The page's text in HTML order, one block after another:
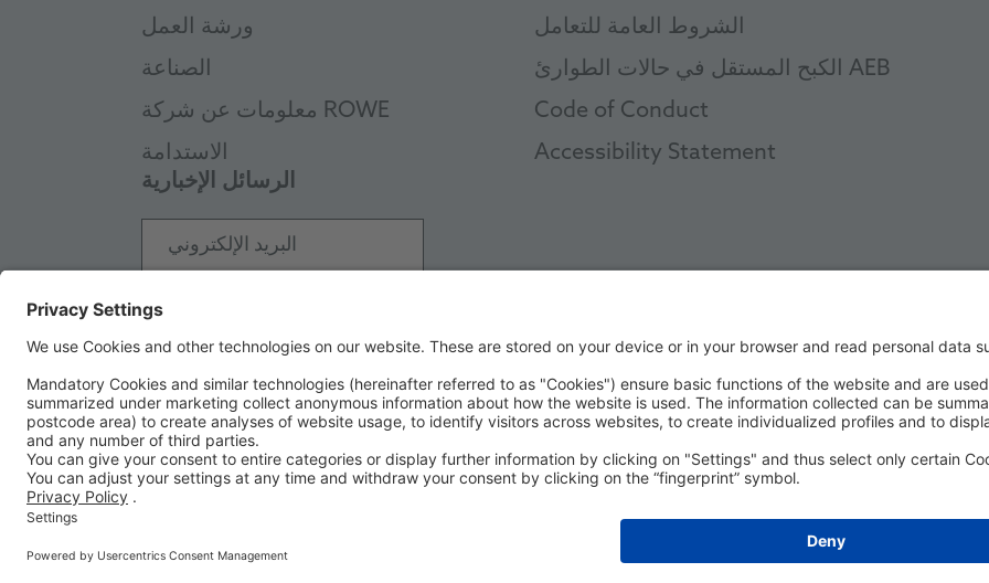
ورشة العمل
الصناعة
معلومات عن شركة ROWE
الاستدامة
الشروط العامة للتعامل
الكبح المستقل في حالات الطوارئ AEB
Code of Conduct
Accessibility Statement
الرسائل الإخبارية
البريد الإلكتروني
طرق الدفع
PayPal Visa MastercardSEPA direct debit
©2026 شركة ROWE MINERALÖLWERK GMBH